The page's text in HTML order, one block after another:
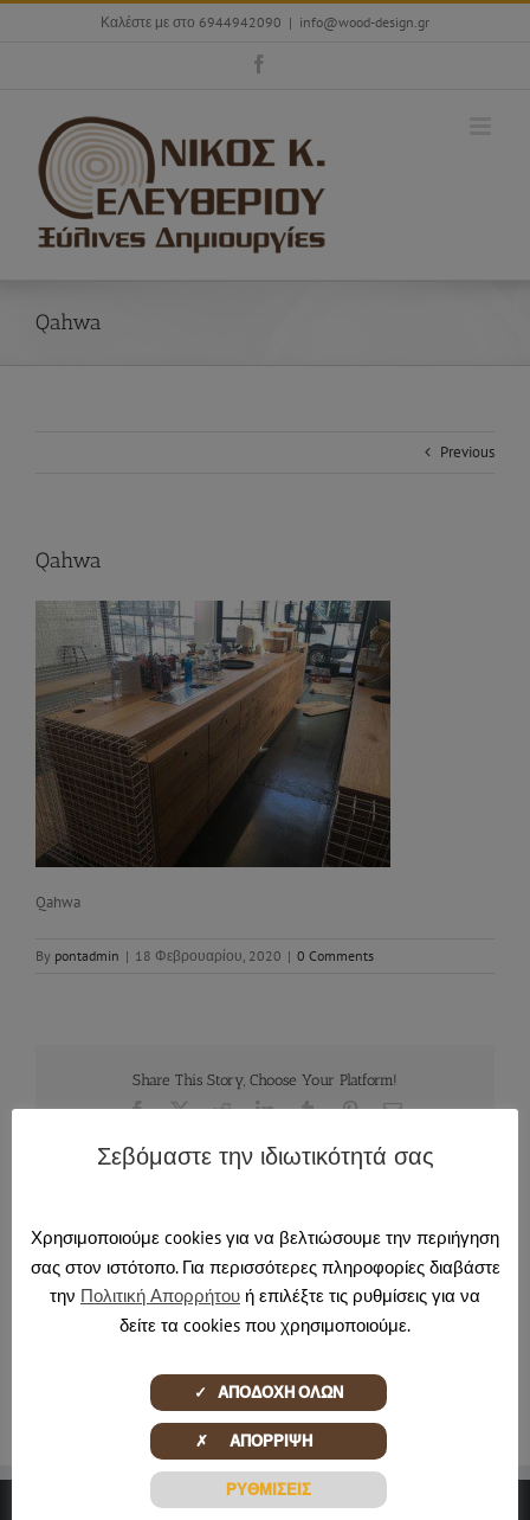
Skip
Καλέστε με στο 6944942090 | info@wood-design.gr
Qahwa
Previous
Qahwa
Qahwa
By pontadmin | 18 Φεβρουαρίου, 2020 | 0 Comments
Share This Story, Choose Your Platform!
Facebook
X RedditLinkedInTumblrPinterestEmail
About the Author:pontadmin
Σεβόμαστε την ιδιωτικότητά σας
Χρησιμοποιούμε cookies για να βελτιώσουμε την περιήγηση
σας στον ιστότοπο. Για περισσότερες πληροφορίες διαβάστε
την Πολιτική Απορρήτου ή επιλέξτε τις ρυθμίσεις για να
δείτε τα cookies που χρησιμοποιούμε.
ΡΥΘΜΙΣΕΙΣ
✓ ΑΠΟΔΟΧΗ ΟΛΩΝ
✗ ΑΠΟΡΡΙΨΗ